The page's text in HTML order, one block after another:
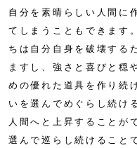
自分を素晴らしい人間に
てしまうこともできます
ちは自分自身を破壊する
ますし、強さと喜びと穏
めの優れた道具を作り続
いを選んでめぐらし続け
人間へと上昇することが
選んで巡らし続けること